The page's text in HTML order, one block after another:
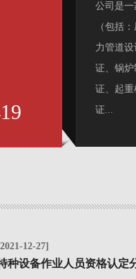
公司是
（包括
力管道
证、锅
证、起
证...
12-27]